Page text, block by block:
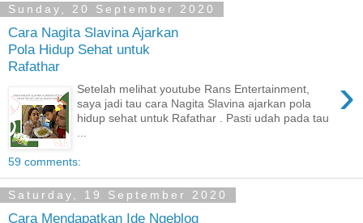
Sunday, 20 September 2020
Cara Nagita Slavina Ajarkan
Pola Hidup Sehat untuk
Rafathar
›
Setelah melihat youtube Rans Entertainment,
saya jadi tau cara Nagita Slavina ajarkan pola
hidup sehat untuk Rafathar . Pasti udah pada tau
...
59 comments:
Saturday, 19 September 2020
Cara Mendapatkan Ide Ngeblog